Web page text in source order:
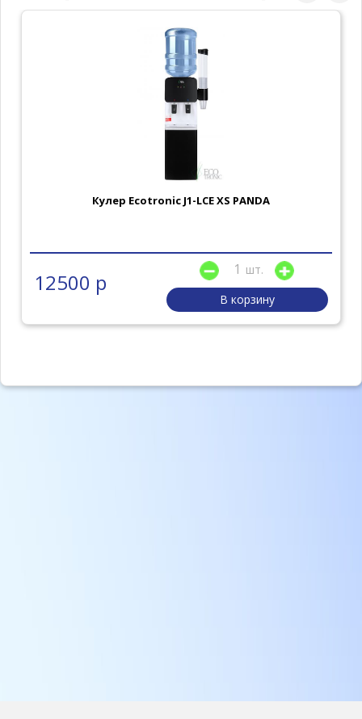
Кулер Ecotronic J1-LCE XS PANDA
12500 р
шт.
В корзину